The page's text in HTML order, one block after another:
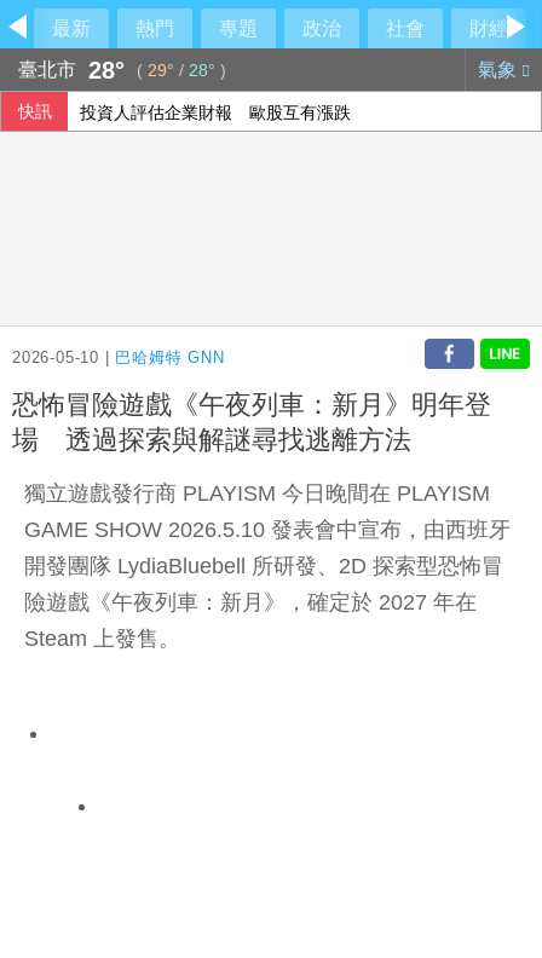
最新 熱門 專題 政治 社會
財經
臺北市 28° ( 29° / 28° ) 氣象
快訊 投資人評估企業財報 歐股互有漲跌
2026-05-10 | 巴哈姆特 GNN
恐怖冒險遊戲《午夜列車：新月》明年登
場 透過探索與解謎尋找逃離方法
獨立遊戲發行商 PLAYISM 今日晚間在 PLAYISM
GAME SHOW 2026.5.10 發表會中宣布，由西班牙
開發團隊 LydiaBluebell 所研發、2D 探索型恐怖冒
險遊戲《午夜列車：新月》，確定於 2027 年在
Steam 上發售。